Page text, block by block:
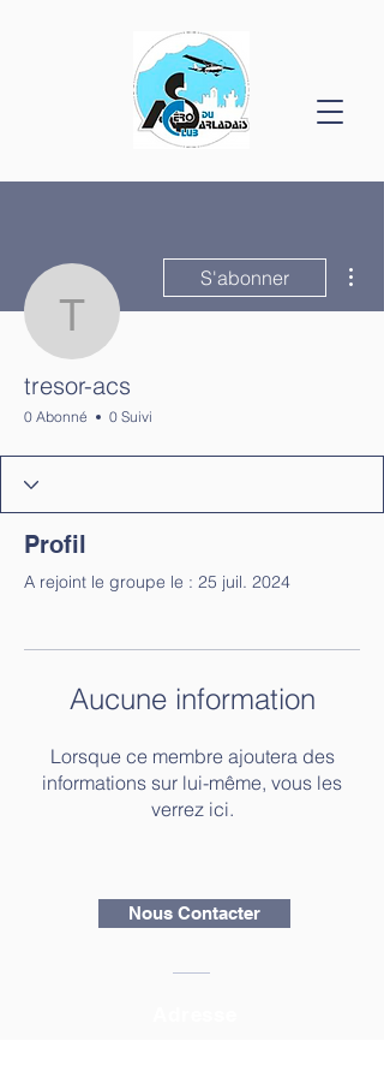
tresor-acs
S'abonner
tresor-acs
0 Abonné 0 Suivi
Profil
A rejoint le groupe le : 25 juil. 2024
Aucune information
Lorsque ce membre ajoutera des
informations sur lui-même, vous les
verrez ici.
Nous Contacter